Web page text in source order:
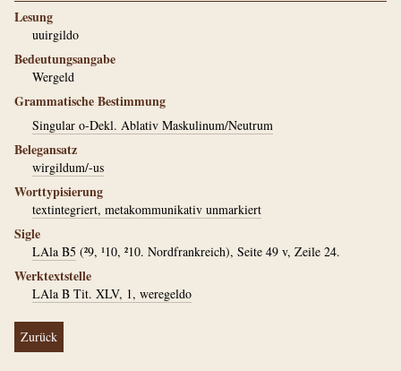
Lesung
uuirgildo
Bedeutungsangabe
Wergeld
Grammatische Bestimmung
Singular o-Dekl. Ablativ Maskulinum/Neutrum
Belegansatz
wirgildum/-us
Worttypisierung
textintegriert, metakommunikativ unmarkiert
Sigle
LAla B5 (²9, ¹10, ²10. Nordfrankreich), Seite 49 v, Zeile 24.
Werktextstelle
LAla B Tit. XLV, 1, weregeldo
Zurück